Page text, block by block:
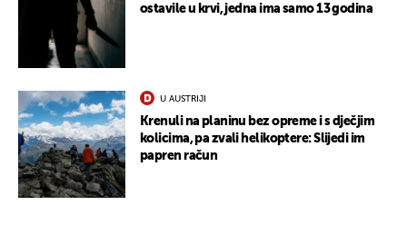
ostavile u krvi, jedna ima samo 13 godina
U AUSTRIJI
Krenuli na planinu bez opreme i s dječjim
kolicima, pa zvali helikoptere: Slijedi im
papren račun